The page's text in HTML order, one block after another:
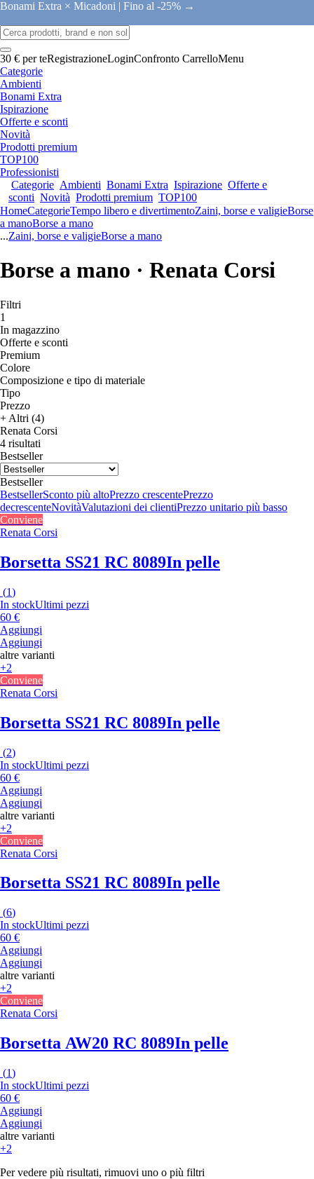
Bonami Extra × Micadoni | Fino al -25% →
30 € per teRegistrazioneLoginConfronto CarrelloMenu
Categorie
Ambienti
Bonami Extra
Ispirazione
Offerte e sconti
Novità
Prodotti premium
TOP100
Professionisti
Categorie Ambienti Bonami Extra Ispirazione Offerte e
sconti Novità Prodotti premium TOP100
HomeCategorieTempo libero e divertimentoZaini, borse e valigieBorse
a manoBorse a mano
...Zaini, borse e valigieBorse a mano
Borse a mano · Renata Corsi
Filtri
1
In magazzino
Offerte e sconti
Premium
Colore
Composizione e tipo di materiale
Tipo
Prezzo
+ Altri (4)
Renata Corsi
4 risultati
Bestseller
Bestseller
BestsellerSconto più altoPrezzo crescentePrezzo
decrescenteNovitàValutazioni dei clientiPrezzo unitario più basso
Conviene
Renata Corsi
Borsetta SS21 RC 8089In pelle
(1)
In stockUltimi pezzi
60 €
Aggiungi
Aggiungi
altre varianti
+2
Conviene
Renata Corsi
Borsetta SS21 RC 8089In pelle
(2)
In stockUltimi pezzi
60 €
Aggiungi
Aggiungi
altre varianti
+2
Conviene
Renata Corsi
Borsetta SS21 RC 8089In pelle
(6)
In stockUltimi pezzi
60 €
Aggiungi
Aggiungi
altre varianti
+2
Conviene
Renata Corsi
Borsetta AW20 RC 8089In pelle
(1)
In stockUltimi pezzi
60 €
Aggiungi
Aggiungi
altre varianti
+2
Per vedere più risultati, rimuovi uno o più filtri